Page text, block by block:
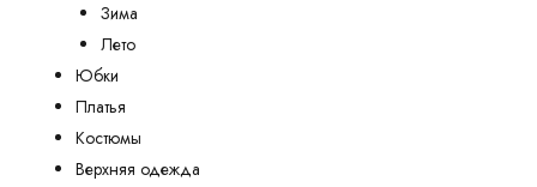
Зима
Лето
Юбки
Платья
Костюмы
Верхняя одежда